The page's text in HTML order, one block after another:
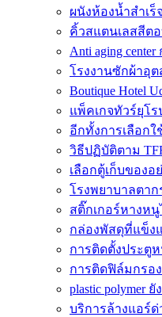
ผนังห้องน้ำสำเร็
คิ้วสแตนเลสสีต
Anti aging
โรงงานซักผ้าอุ
Boutique Hotel
แพ็คเกจทัวร์ยุโร
อีกทั้งการเลือก
วิธีปฏิบัติตาม
เลือกตู้เก็บของ
โรงพยาบาลตา
สติ๊กเกอร์หางห
กล่องพัสดุที่แข็ง
การติดตั้งประตู
การติดฟิล์มกรอง
plastic polymer
บริการล้างแอร์